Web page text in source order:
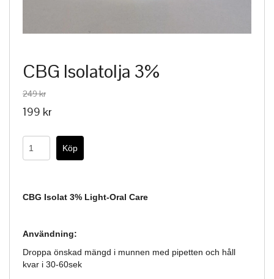
CBG Isolatolja 3%
249 kr
199 kr
CBG Isolat 3% Light-Oral Care
Användning:
Droppa önskad mängd i munnen med pipetten och håll
kvar i 30-60sek